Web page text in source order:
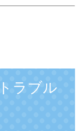
ラブル